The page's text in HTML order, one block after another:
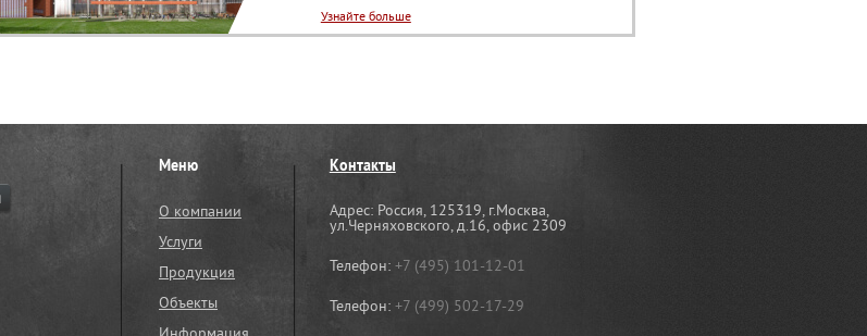
Узнайте больше
Меню
О компании
Услуги
Продукция
Объекты
Контакты
Адрес: Россия, 125319, г.Москва,
ул.Черняховского, д.16, офис 2309
Телефон: +7 (495) 101-12-01
Телефон: +7 (499) 502-17-29